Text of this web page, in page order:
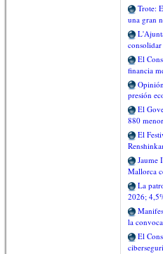
Trote:
una gran
El
financia
presión
El
880
El
Jaume
Mallorca
La
2026;
la
El